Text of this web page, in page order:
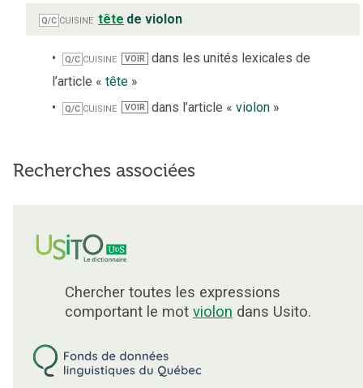
Q/C cuisine tête de violon
Q/C cuisine VOIR
dans les unités lexicales de
l’article « tête »
Q/C cuisine VOIR dans l’article «violon »
Recherches associées
Chercher toutes les expressions
comportant le mot violon dans Usito.